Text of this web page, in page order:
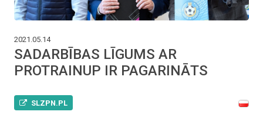
2021.05.14
SADARBĪBAS LĪGUMS AR
PROTRAINUP IR PAGARINĀTS
SLZPN.PL